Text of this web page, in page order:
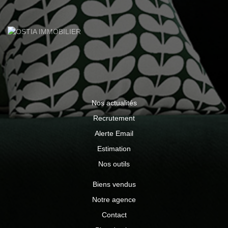
roulants électriques, fibre installée. L'ensemble est édifié
sur un terrain d'environ 600 m² bénéficiant d'une agréable
vue dégagée. Une maison récente, fonctionnelle et
économe en énergie, idéale pour une famille en quête de
confort et de tranquillité. 325 000 € honoraires d'agence
charge vendeur Contactez Vincent TRABONA 06 82 71
10 11 agent commercial immatriculé au RSAC ST
ETIENNE 482 048 766 04 77 52 88 80
www.ostiaimmobilier.fr Les informations sur les risques
auxquels ce bien est exposé sont disponibles sur le site
Géorisques : www.georisques.gouv.fr
Nos actualités
Recrutement
Alerte Email
Estimation
Nos outils
Biens vendus
Notre agence
Contact